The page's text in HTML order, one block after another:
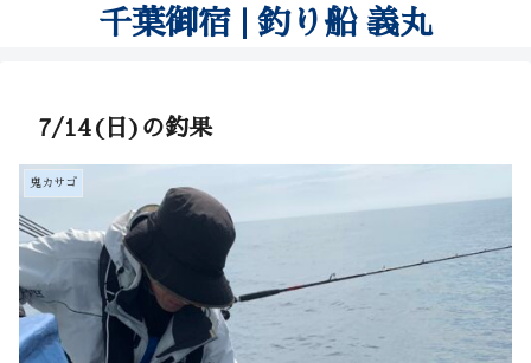
千葉御宿 | 釣り船 義丸
7/14(日)の釣果
鬼カサゴ